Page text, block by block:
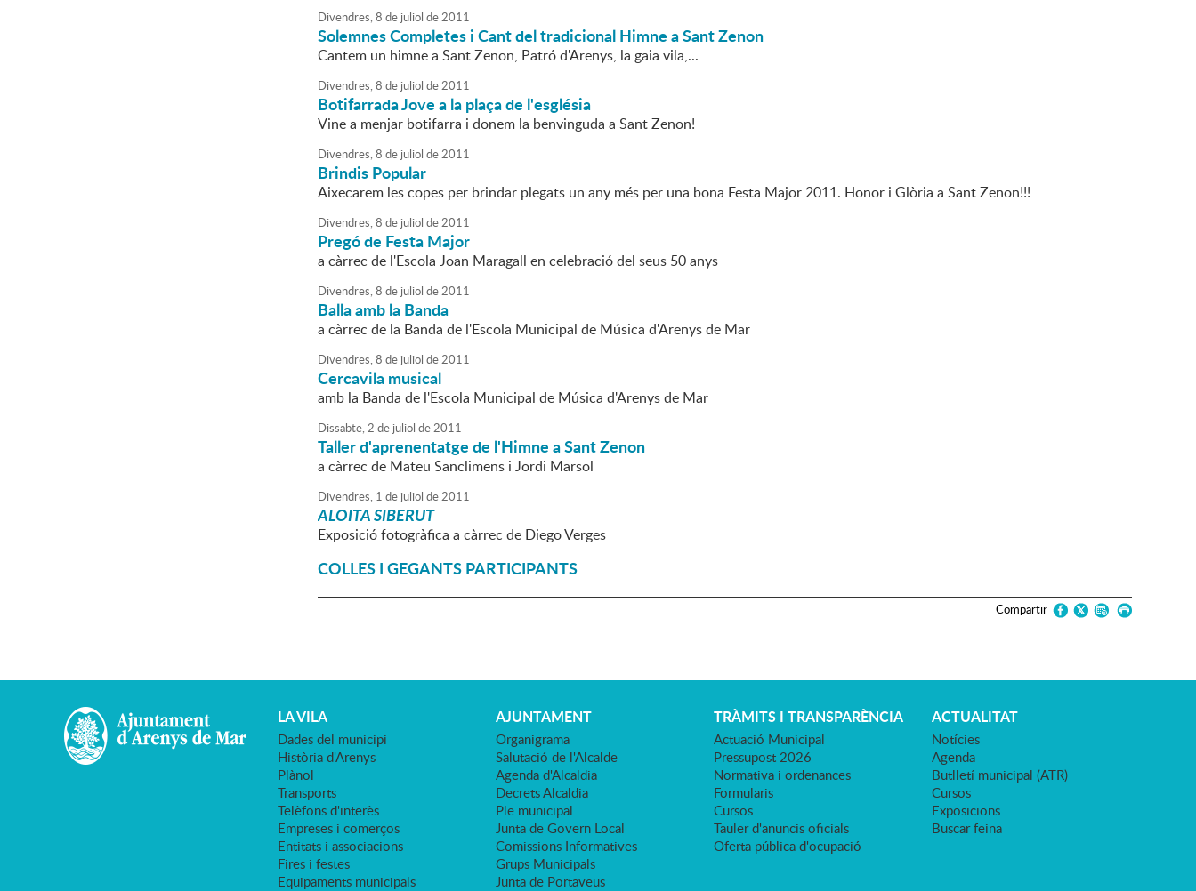
Divendres,8 de juliol de2011
Solemnes Completes i Cant del tradicional Himne a Sant Zenon
Cantem un himne a Sant Zenon, Patró d'Arenys, la gaia vila,...
Divendres,8 de juliol de2011
Botifarrada Jove a la plaça de l'església
Vine a menjar botifarra i donem la benvinguda a Sant Zenon!
Divendres,8 de juliol de2011
Brindis Popular
Aixecarem les copes per brindar plegats un any més per una bona Festa Major 2011. Honor i Glòria a Sant Zenon!!!
Divendres,8 de juliol de2011
Pregó de Festa Major
a càrrec de l'Escola Joan Maragall en celebració del seus 50 anys
Divendres,8 de juliol de2011
Balla amb la Banda
a càrrec de la Banda de l'Escola Municipal de Música d'Arenys de Mar
Divendres,8 de juliol de2011
Cercavila musical
amb la Banda de l'Escola Municipal de Música d'Arenys de Mar
Dissabte,2 de juliol de2011
Taller d'aprenentatge de l'Himne a Sant Zenon
a càrrec de Mateu Sanclimens i Jordi Marsol
Divendres, 1 de juliol de2011
ALOITA SIBERUT
Exposició fotogràfica a càrrec de Diego Verges
COLLES I GEGANTS PARTICIPANTS
Compartir
LA VILA
Dades del municipi
Història d'Arenys
Plànol
Transports
Telèfons d'interès
Empreses i comerços
Entitats i associacions
Fires i festes
Equipaments municipals
AJUNTAMENT
Organigrama
Salutació de l'Alcalde
Agenda d'Alcaldia
Decrets Alcaldia
Ple municipal
Junta de Govern Local
Comissions Informatives
Grups Municipals
Junta de Portaveus
TRÀMITS I TRANSPARÈNCIA
Actuació Municipal
Pressupost 2026
Normativa i ordenances
Formularis
Cursos
Tauler d'anuncis oficials
Oferta pública d'ocupació
ACTUALITAT
Notícies
Agenda
Butlletí municipal (ATR)
Cursos
Exposicions
Buscar feina